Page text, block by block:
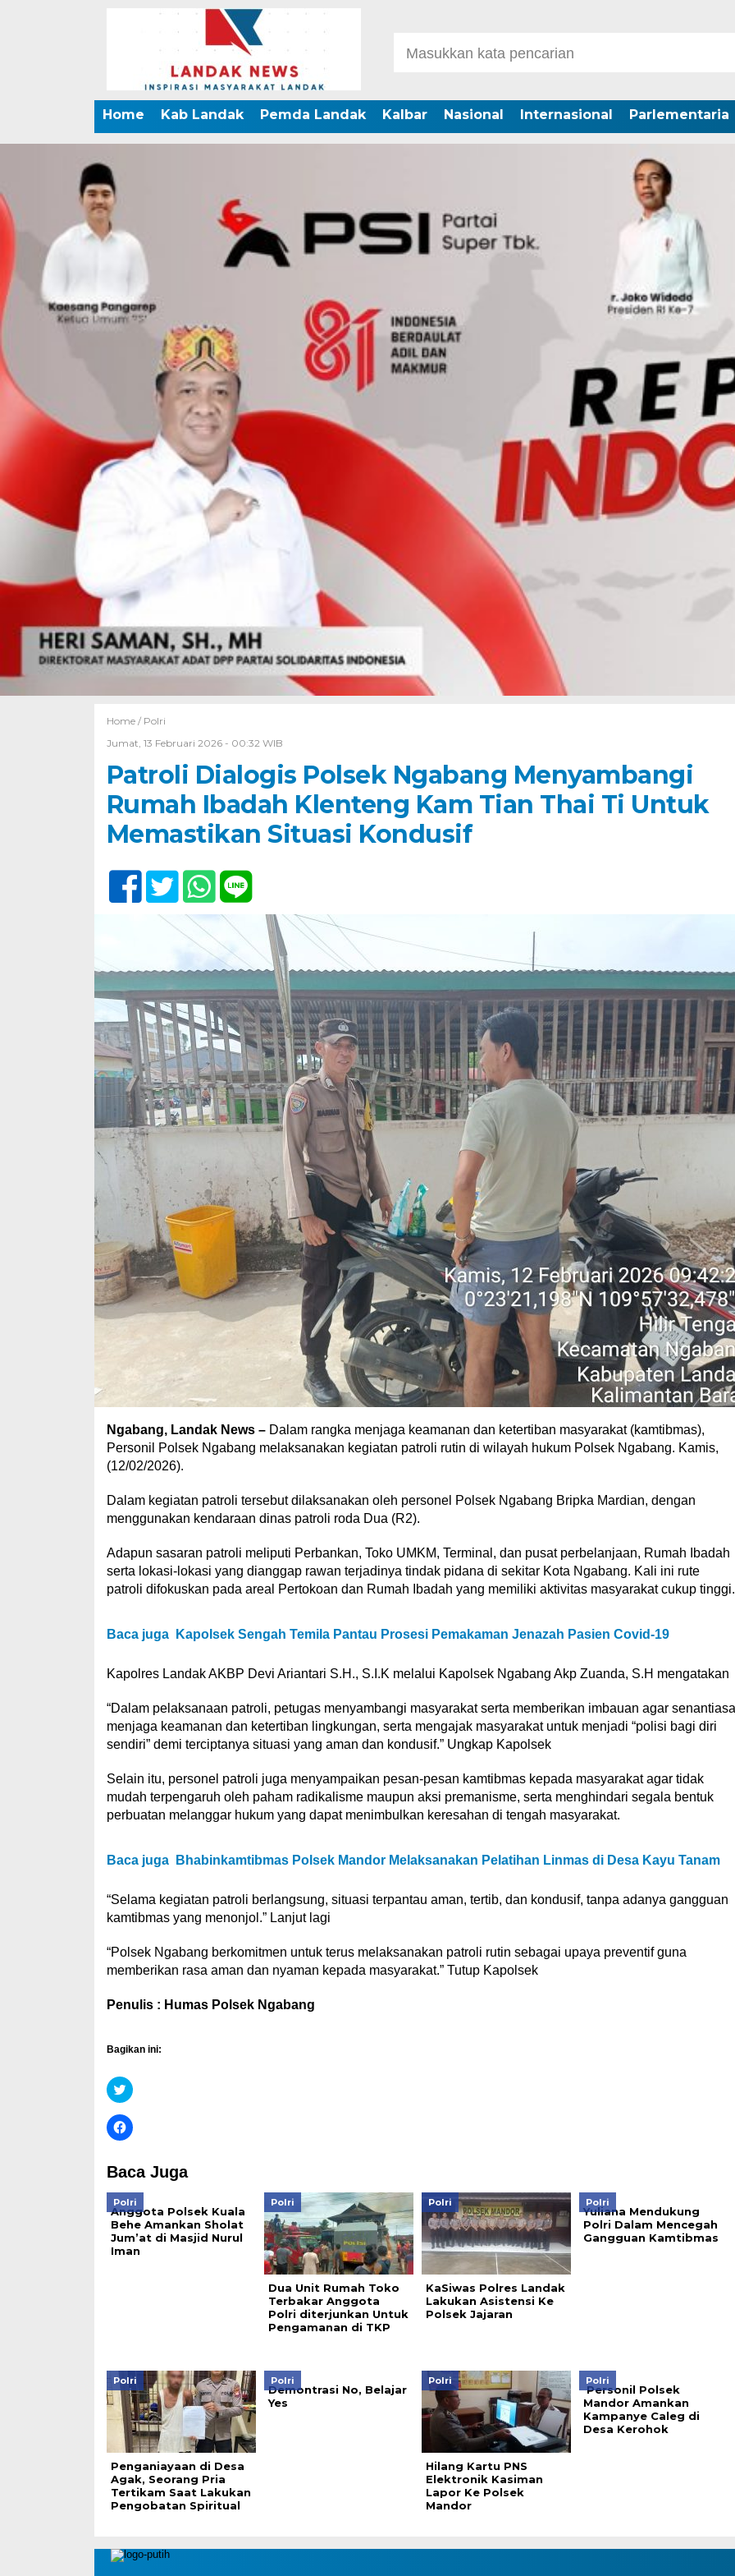
Home Kab Landak Pemda Landak Kalbar Nasional Internasional Parlementaria
Home / Polri
Jumat, 13 Februari 2026 - 00:32 WIB
Patroli Dialogis Polsek Ngabang Menyambangi
Rumah Ibadah Klenteng Kam Tian Thai Ti Untuk
Memastikan Situasi Kondusif
Ngabang, Landak News – Dalam rangka menjaga keamanan dan ketertiban masyarakat (kamtibmas),
Personil Polsek Ngabang melaksanakan kegiatan patroli rutin di wilayah hukum Polsek Ngabang. Kamis,
(12/02/2026).
Dalam kegiatan patroli tersebut dilaksanakan oleh personel Polsek Ngabang Bripka Mardian, dengan
menggunakan kendaraan dinas patroli roda Dua (R2).
Adapun sasaran patroli meliputi Perbankan, Toko UMKM, Terminal, dan pusat perbelanjaan, Rumah Ibadah
serta lokasi-lokasi yang dianggap rawan terjadinya tindak pidana di sekitar Kota Ngabang. Kali ini rute
patroli difokuskan pada areal Pertokoan dan Rumah Ibadah yang memiliki aktivitas masyarakat cukup tinggi.
Baca juga Kapolsek Sengah Temila Pantau Prosesi Pemakaman Jenazah Pasien Covid-19
Kapolres Landak AKBP Devi Ariantari S.H., S.I.K melalui Kapolsek Ngabang Akp Zuanda, S.H mengatakan
“Dalam pelaksanaan patroli, petugas menyambangi masyarakat serta memberikan imbauan agar senantiasa
menjaga keamanan dan ketertiban lingkungan, serta mengajak masyarakat untuk menjadi “polisi bagi diri
sendiri” demi terciptanya situasi yang aman dan kondusif.” Ungkap Kapolsek
Selain itu, personel patroli juga menyampaikan pesan-pesan kamtibmas kepada masyarakat agar tidak
mudah terpengaruh oleh paham radikalisme maupun aksi premanisme, serta menghindari segala bentuk
perbuatan melanggar hukum yang dapat menimbulkan keresahan di tengah masyarakat.
Baca juga Bhabinkamtibmas Polsek Mandor Melaksanakan Pelatihan Linmas di Desa Kayu Tanam
“Selama kegiatan patroli berlangsung, situasi terpantau aman, tertib, dan kondusif, tanpa adanya gangguan
kamtibmas yang menonjol.” Lanjut lagi
“Polsek Ngabang berkomitmen untuk terus melaksanakan patroli rutin sebagai upaya preventif guna
memberikan rasa aman dan nyaman kepada masyarakat.” Tutup Kapolsek
Penulis : Humas Polsek Ngabang
Bagikan ini:
Klik
untuk
pada
Twitter(Membuka
di
baru)
Klik
untuk
Facebook(Membuka
di
jendela
yang
baru)
Baca Juga
Polri
Anggota Polsek Kuala
Behe Amankan Sholat
Jum’at di Masjid Nurul
Iman
Polri
Dua Unit Rumah Toko
Terbakar Anggota
Polri diterjunkan Untuk
Pengamanan di TKP
Polri
KaSiwas Polres Landak
Lakukan Asistensi Ke
Polsek Jajaran
Polri
Yuliana Mendukung
Polri Dalam Mencegah
Gangguan Kamtibmas
Polri
Penganiayaan di Desa
Agak, Seorang Pria
Tertikam Saat Lakukan
Pengobatan Spiritual
Polri
Demontrasi No, Belajar
Yes
Polri
Hilang Kartu PNS
Elektronik Kasiman
Lapor Ke Polsek
Mandor
Polri
Personil Polsek
Mandor Amankan
Kampanye Caleg di
Desa Kerohok